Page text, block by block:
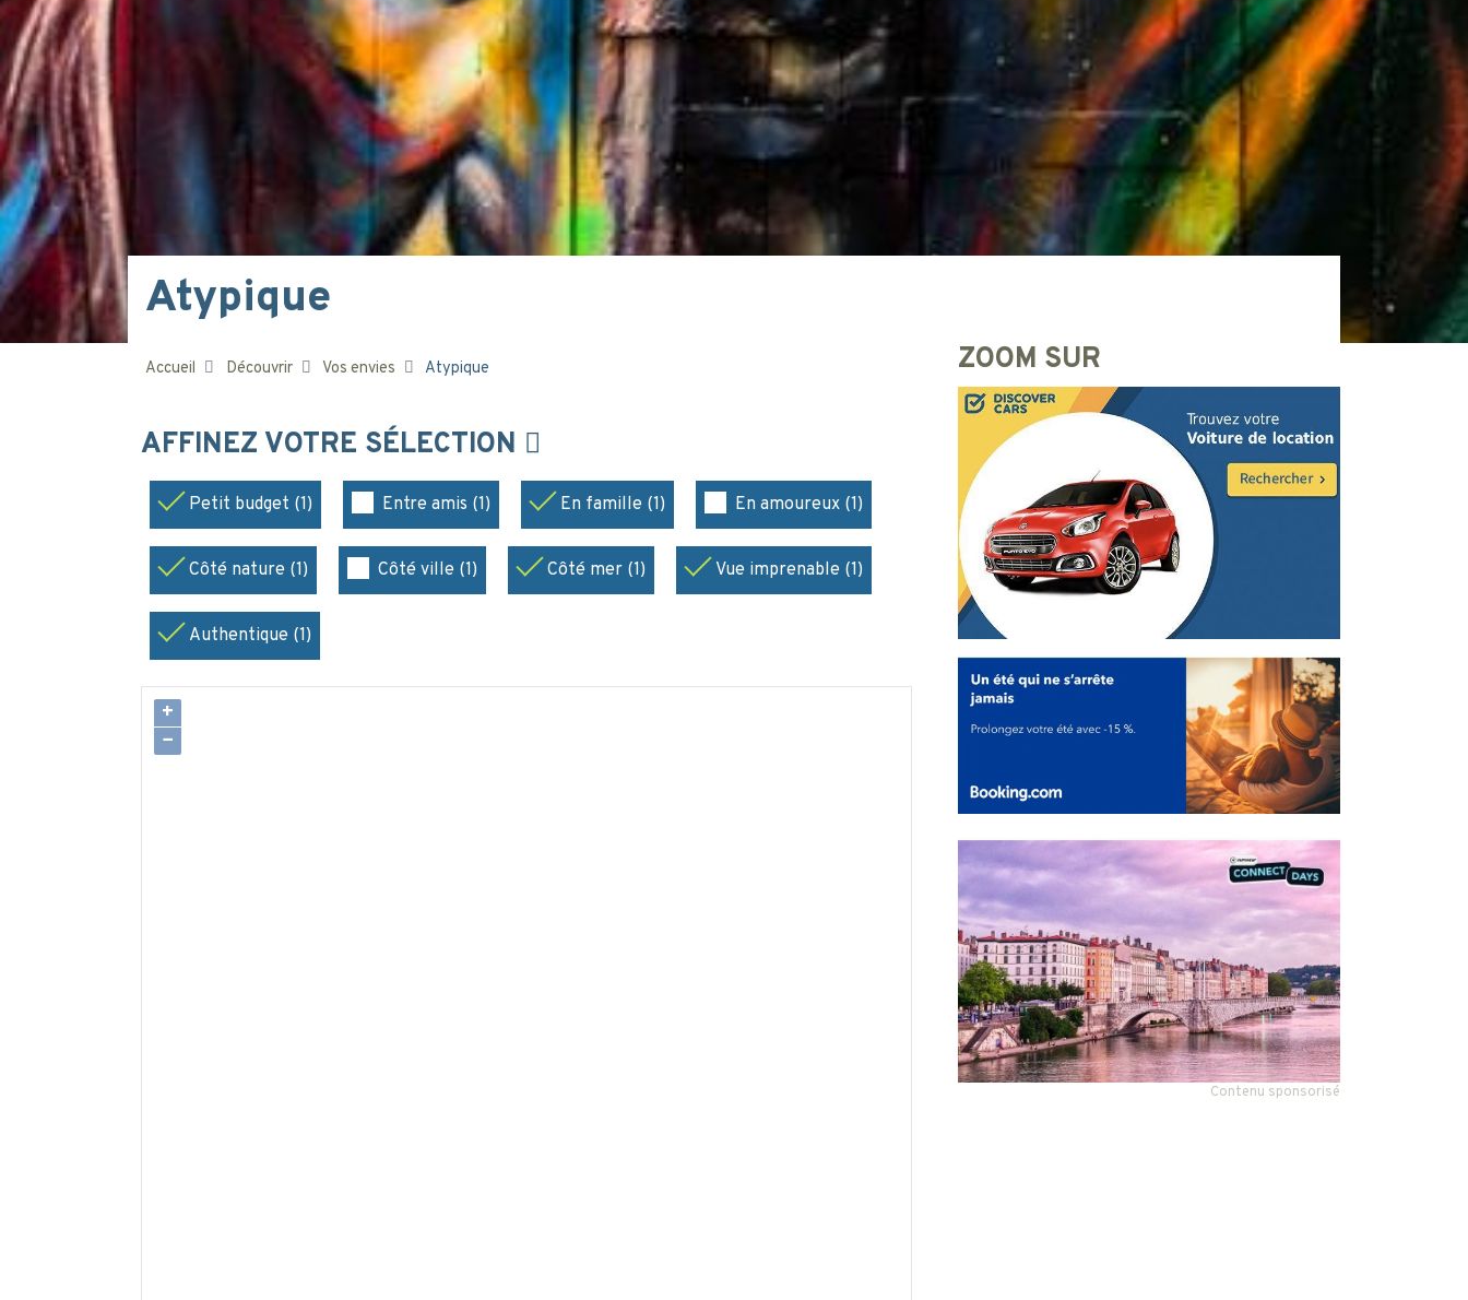
Atypique
Accueil Découvrir Vos envies Atypique
AFFINEZ VOTRE SÉLECTION
Petit budget (1) Entre amis (1) En famille (1) En amoureux (1)
Côté nature (1) Côté ville (1) Côté mer (1) Vue imprenable (1)
Authentique (1)
+
−
ZOOM SUR
Contenu sponsorisé